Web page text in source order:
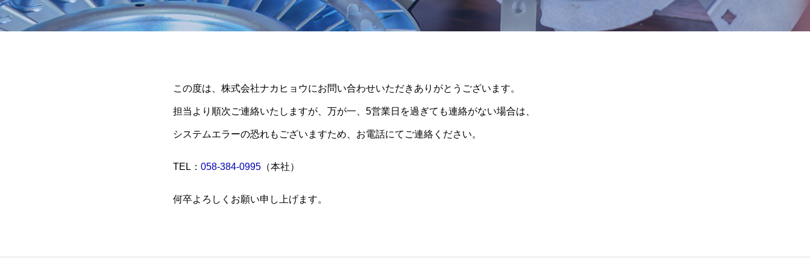
この度は、株式会社ナカヒョウにお問い合わせいただきありがとうございます。
担当より順次ご連絡いたしますが、万が一、5営業日を過ぎても連絡がない場合は、
システムエラーの恐れもございますため、お電話にてご連絡ください。
TEL： 058-384-0995 （本社）
何卒よろしくお願い申し上げます。